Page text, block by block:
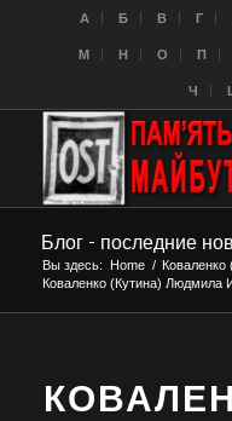
A Б В Г
M Н О П
Ч
Блог - последние
Вы здесь: Home /
Коваленко (Кутина) Людмила